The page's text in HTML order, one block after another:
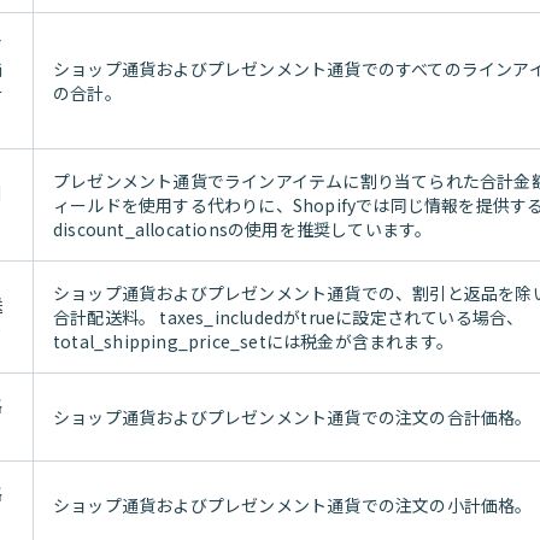
ショップ通貨およびプレゼンメント通貨でのすべてのラインア
の合計。
プレゼンメント通貨でラインアイテムに割り当てられた合計金
ィールドを使用する代わりに、Shopifyでは同じ情報を提供する
discount_allocationsの使用を推奨しています。
ショップ通貨およびプレゼンメント通貨での、割引と返品を除
合計配送料。 taxes_includedがtrueに設定されている場合、
total_shipping_price_setには税金が含まれます。
ショップ通貨およびプレゼンメント通貨での注文の合計価格。
ショップ通貨およびプレゼンメント通貨での注文の小計価格。